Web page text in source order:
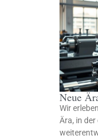
Neue
Wir
Ära, in